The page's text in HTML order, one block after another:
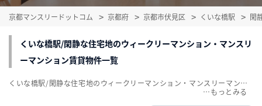
京都マンスリードットコム 京都府 京都市伏見区 くいな橋駅 閑
くいな橋駅/閑静な住宅地のウィークリーマンション・マンスリ
ーマンション賃貸物件一覧
くいな橋駅/閑静な住宅地のウィークリーマンション・マンスリーマンション賃貸物件一覧を掲載中。敷金・礼金無料、家具・家電付をご紹介。こだわり条件での絞込みも簡単！
…